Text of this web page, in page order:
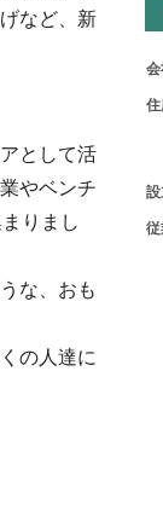
など、新
として活
やベンチ
りまし
な、おも
の人達に
会